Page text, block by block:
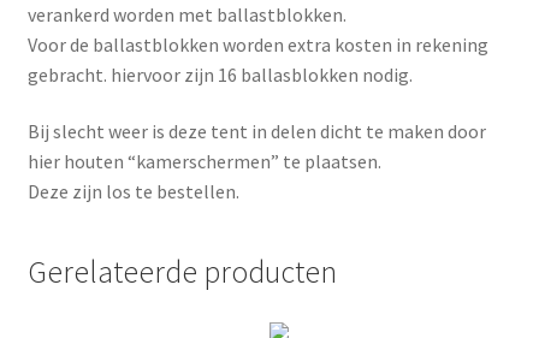
verankerd worden met ballastblokken.
Voor de ballastblokken worden extra kosten in rekening
gebracht. hiervoor zijn 16 ballasblokken nodig.
Bij slecht weer is deze tent in delen dicht te maken door
hier houten “kamerschermen” te plaatsen.
Deze zijn los te bestellen.
Gerelateerde producten